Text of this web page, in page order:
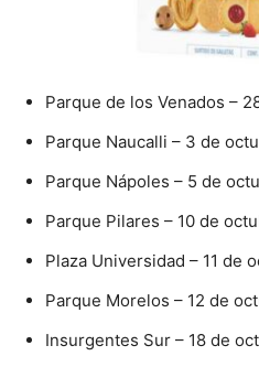
Parque de los Venados –
Parque Naucalli – 3 de
Parque Nápoles – 5 de
Parque Pilares – 10 de
Plaza Universidad – 11 de
Parque Morelos – 12 de
Insurgentes Sur – 18 de